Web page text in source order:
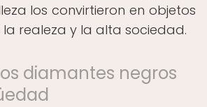
los convirtieron en objetos
realeza y la alta sociedad.
diamantes negros